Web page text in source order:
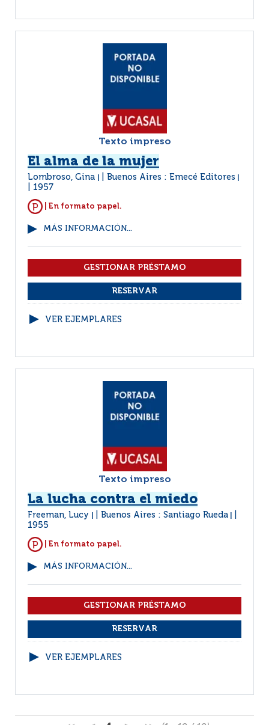
Texto impreso
El alma de la mujer
Lombroso, Gina Buenos Aires : Emecé Editores
1957
| En formato papel.
MÁS INFORMACIÓN...
VER EJEMPLARES
Texto impreso
La lucha contra el miedo
Freeman, Lucy Buenos Aires : Santiago Rueda
1955
| En formato papel.
MÁS INFORMACIÓN...
VER EJEMPLARES